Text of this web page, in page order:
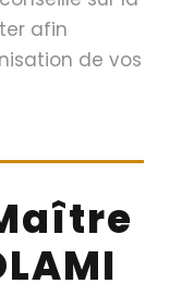
afin
de vos